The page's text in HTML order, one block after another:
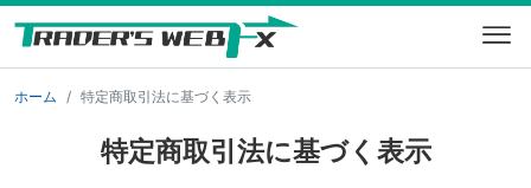
ホーム 特定商取引法に基づく表示
特定商取引法に基づく表示